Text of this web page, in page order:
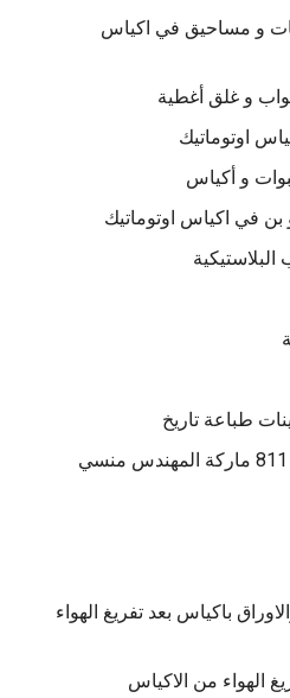
و مساحيق في اكياس
و غلق أغطية
اوتوماتيك
و أكياس
بن في اكياس اوتوماتيك
البلاستيكية
طباعة تاريخ
باكياس بعد تفريغ الهواء
الهواء من الاكياس